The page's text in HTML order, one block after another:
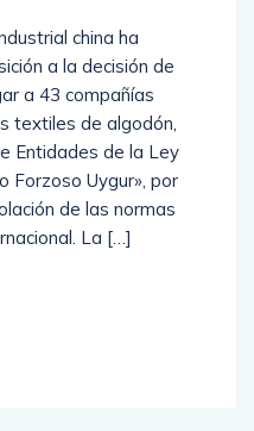
china ha
a la decisión de
a 43 compañías
textiles de algodón,
Entidades de la Ley
Forzoso Uygur», por
de las normas
La […]